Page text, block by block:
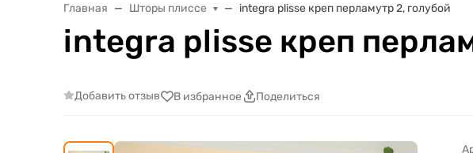
Главная Шторы плиссе integra plisse креп перламутр 2, голубой
integra plisse креп
Добавить отзыв В избранное Поделиться